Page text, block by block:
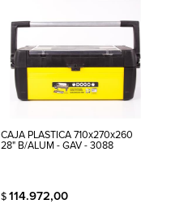
CAJA PLASTICA 710x270x260
28" B/ALUM - GAV - 3088
$114.972,00